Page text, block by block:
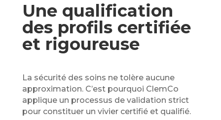
Une qualification
des profils certifiée
et rigoureuse
La sécurité des soins ne tolère aucune
approximation. C’est pourquoi ClemCo
applique un processus de validation strict
pour constituer un vivier certifié et qualifié.